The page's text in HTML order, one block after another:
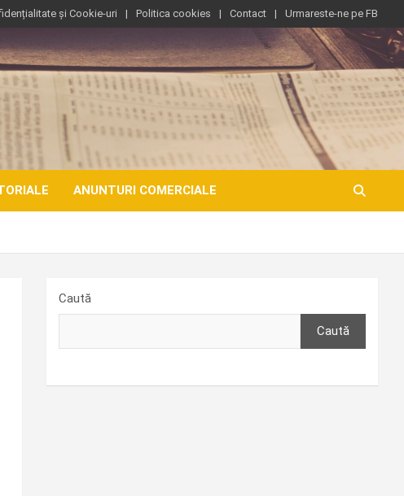
și Cookie-uri Politica cookies Contact Urmareste-ne pe FB
ANUNTURI COMERCIALE
Caută
Caută